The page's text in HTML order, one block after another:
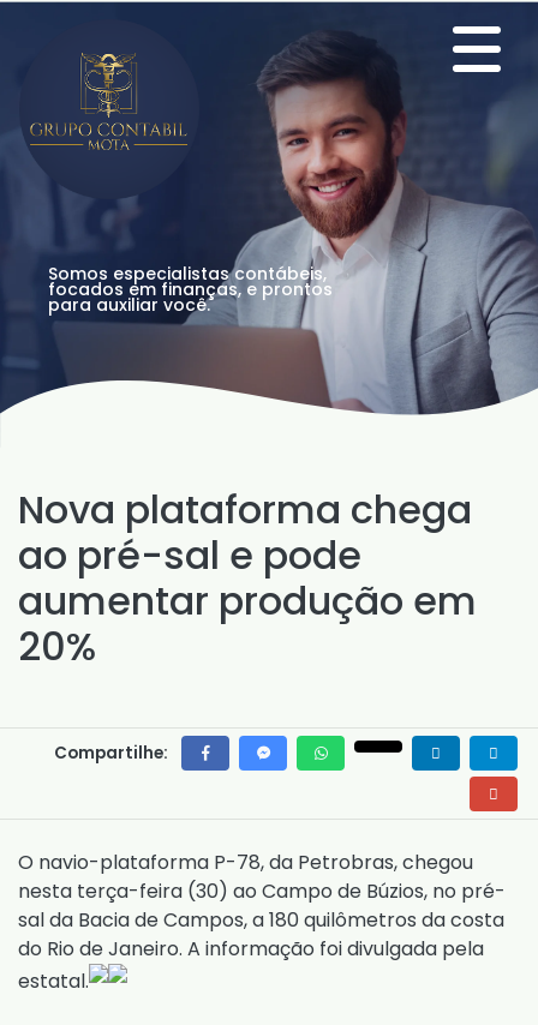
Somos especialistas contábeis,
focados em finanças, e prontos
para auxiliar você.
Nova plataforma chega
ao pré-sal e pode
aumentar produção em
20%
Compartilhe:
O navio-plataforma P-78, da Petrobras, chegou
nesta terça-feira (30) ao Campo de Búzios, no pré-
sal da Bacia de Campos, a 180 quilômetros da costa
do Rio de Janeiro. A informação foi divulgada pela
estatal.